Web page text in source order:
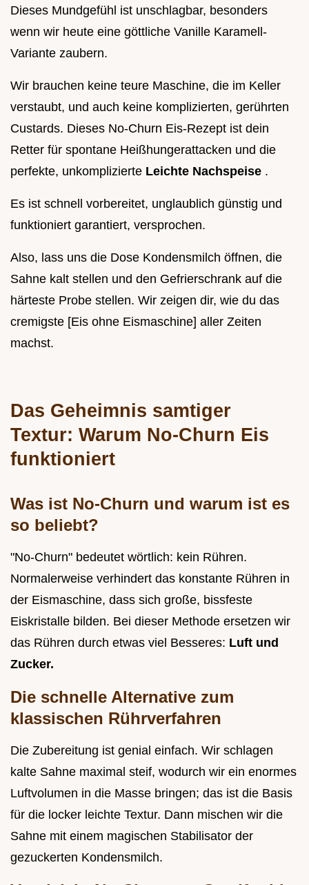
Dieses Mundgefühl ist unschlagbar, besonders
wenn wir heute eine göttliche Vanille Karamell-
Variante zaubern.
Wir brauchen keine teure Maschine, die im Keller
verstaubt, und auch keine komplizierten, gerührten
Custards. Dieses No-Churn Eis-Rezept ist dein
Retter für spontane Heißhungerattacken und die
perfekte, unkomplizierte Leichte Nachspeise .
Es ist schnell vorbereitet, unglaublich günstig und
funktioniert garantiert, versprochen.
Also, lass uns die Dose Kondensmilch öffnen, die
Sahne kalt stellen und den Gefrierschrank auf die
härteste Probe stellen. Wir zeigen dir, wie du das
cremigste [Eis ohne Eismaschine] aller Zeiten
machst.
Das Geheimnis samtiger
Textur: Warum No-Churn Eis
funktioniert
Was ist No-Churn und warum ist es
so beliebt?
"No-Churn" bedeutet wörtlich: kein Rühren.
Normalerweise verhindert das konstante Rühren in
der Eismaschine, dass sich große, bissfeste
Eiskristalle bilden. Bei dieser Methode ersetzen wir
das Rühren durch etwas viel Besseres: Luft und
Zucker.
Die schnelle Alternative zum
klassischen Rührverfahren
Die Zubereitung ist genial einfach. Wir schlagen
kalte Sahne maximal steif, wodurch wir ein enormes
Luftvolumen in die Masse bringen; das ist die Basis
für die locker leichte Textur. Dann mischen wir die
Sahne mit einem magischen Stabilisator der
gezuckerten Kondensmilch.